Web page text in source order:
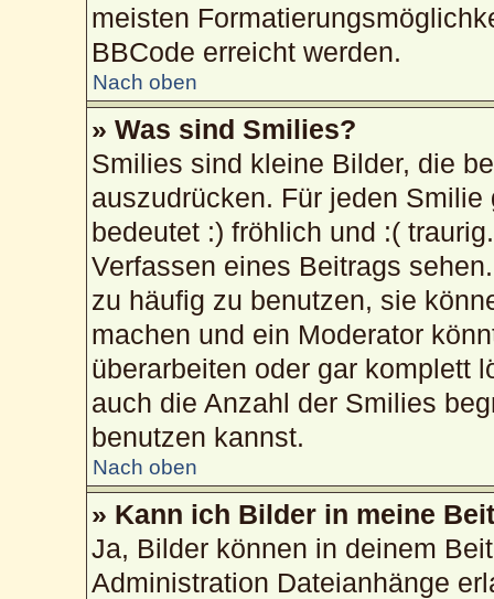
meisten
BBCode erreicht werden.
Nach oben
» Was sind Smilies?
Smilies sind kleine Bilder, die
auszudrücken. Für jeden
bedeutet :) fröhlich und :(
Verfassen eines Beitrags
zu häufig zu benutzen, sie
machen und ein Moderator
überarbeiten oder gar komplett
auch die Anzahl der Smilies
benutzen kannst.
Nach oben
» Kann ich Bilder in meine
Ja, Bilder können in deinem
Administration Dateianhänge